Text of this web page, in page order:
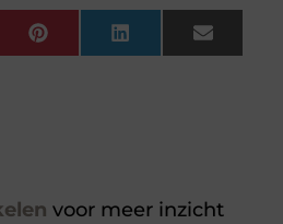
Pinterest LinkedIn Email
voor meer inzicht